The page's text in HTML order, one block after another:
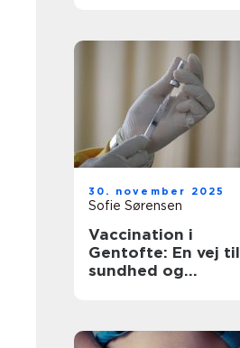
30. november 2025
Sofie Sørensen
Vaccination i
Gentofte: En vej til
sundhed og